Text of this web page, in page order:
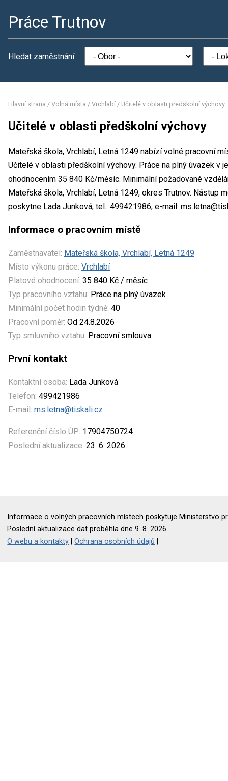
Práce Trutnov
Hledat zaměstnání
Hlavní strana / Volná místa / Vrchlabí / Učitelé v oblasti předškolní výchovy
Učitelé v oblasti předškolní výchovy
Mateřská škola, Vrchlabí, Letná 1249 nabízí volné pracovní
Učitelé v oblasti předškolní výchovy. Práce na plný úvazek v
ohodnocením 35 840 Kč/měsíc. Minimální požadované
Mateřská škola, Vrchlabí, Letná 1249, okres Trutnov. Nástup
poskytne Lada Junková, tel.: 499421986, e-mail:
Informace o pracovním místě
Zaměstnavatel: Mateřská škola, Vrchlabí, Letná 1249
Místo výkonu práce: Vrchlabí
Platové ohodnocení: 35 840 Kč / měsíc
Typ pracovního vztahu: Práce na plný úvazek
Minimální počet hodin týdně: 40
Pracovní poměr: Od 24.8.2026
Typ smluvního vztahu: Pracovní smlouva
První kontakt
Kontaktní osoba: Lada Junková
Telefon: 499421986
E-mail: ms.letna@tiskali.cz
Referenční číslo ÚP: 17904750724
Poslední aktualizace: 23. 6. 2026
Informace o volných pracovních místech poskytuje Ministerstvo
Poslední aktualizace dat proběhla dne 9. 8. 2026.
O webu a kontakty |Ochrana osobních údajů